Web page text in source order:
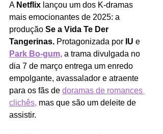
A Netflix lançou um dos K-dramas
mais emocionantes de 2025: a
produção Se a Vida Te Der
Tangerinas. Protagonizada por IU e
Park Bo-gum, a trama divulgada no
dia 7 de março entrega um enredo
empolgante, avassalador e atraente
para os fãs de doramas de romances
clichês, mas que são um deleite de
assistir.